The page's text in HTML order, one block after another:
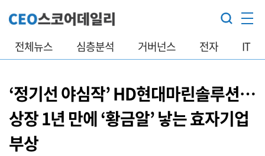
전체뉴스 심층분석 거버넌스 전자 IT
‘정기선 야심작’ HD현대마린솔루션…
상장 1년 만에 ‘황금알’ 낳는 효자기업
부상